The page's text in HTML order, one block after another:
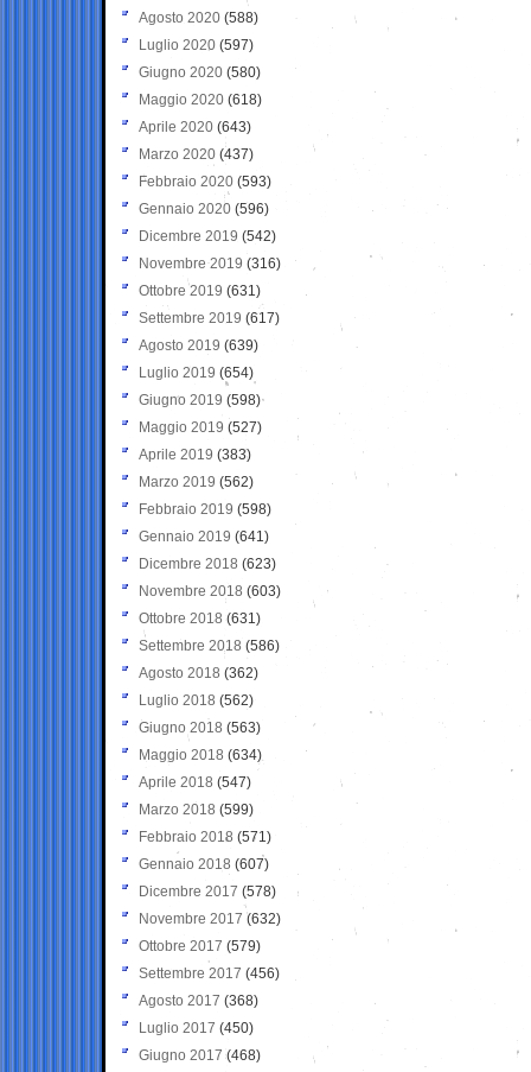
Agosto 2020 (588)
Luglio 2020 (597)
Giugno 2020 (580)
Maggio 2020 (618)
Aprile 2020 (643)
Marzo 2020 (437)
Febbraio 2020 (593)
Gennaio 2020 (596)
Dicembre 2019 (542)
Novembre 2019 (316)
Ottobre 2019 (631)
Settembre 2019 (617)
Agosto 2019 (639)
Luglio 2019 (654)
Giugno 2019 (598)
Maggio 2019 (527)
Aprile 2019 (383)
Marzo 2019 (562)
Febbraio 2019 (598)
Gennaio 2019 (641)
Dicembre 2018 (623)
Novembre 2018 (603)
Ottobre 2018 (631)
Settembre 2018 (586)
Agosto 2018 (362)
Luglio 2018 (562)
Giugno 2018 (563)
Maggio 2018 (634)
Aprile 2018 (547)
Marzo 2018 (599)
Febbraio 2018 (571)
Gennaio 2018 (607)
Dicembre 2017 (578)
Novembre 2017 (632)
Ottobre 2017 (579)
Settembre 2017 (456)
Agosto 2017 (368)
Luglio 2017 (450)
Giugno 2017 (468)